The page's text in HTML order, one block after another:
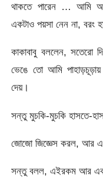
থাকতে পারেন … আমি
একটাও পয়সা নেন না, বরং
কাকাবাবু বললেন, সতেরো
ভেঙে তো আমি
দেয়।
সন্তু মুচকি-মুচকি হাসতে-
জোজো জিজ্ঞেস করল, আর
সন্তু বলল, এইরকম আর